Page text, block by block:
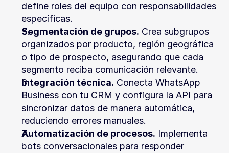
define roles del equipo con responsabilidades
específicas.
Segmentación de grupos. Crea subgrupos
organizados por producto, región geográfica
o tipo de prospecto, asegurando que cada
segmento reciba comunicación relevante.
Integración técnica. Conecta WhatsApp
Business con tu CRM y configura la API para
sincronizar datos de manera automática,
reduciendo errores manuales.
Automatización de procesos. Implementa
bots conversacionales para responder